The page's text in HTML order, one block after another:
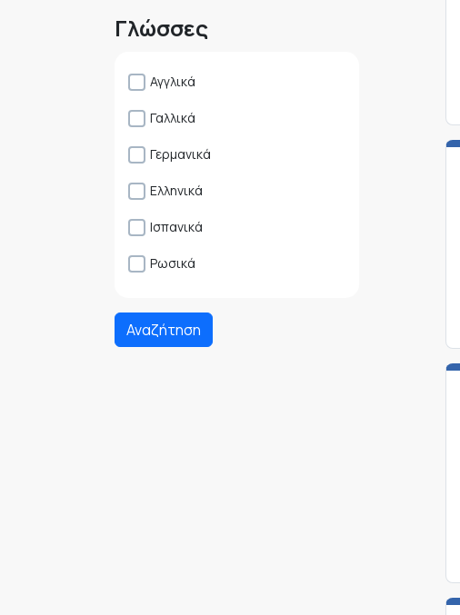
Γλώσσες
Αγγλικά
Γαλλικά
Γερμανικά
Ελληνικά
Ισπανικά
Ρωσικά
Αναζήτηση